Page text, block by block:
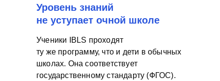
Уровень знаний
не уступает очной школе
Ученики IBLS проходят
ту же программу, что и дети в обычных
школах. Она соответствует
государственному стандарту (ФГОС).